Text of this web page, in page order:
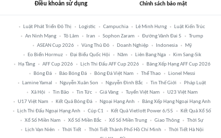
Điều khoản sử dụng Chính sách bảo mật
Luật Phát Triển Đô Thị Logistic Campuchia Lê Minh Hưng
Luật Kiến Trúc
An Ninh Mạng
Tô Lâm Iran Sophon Zaram Đường Vành Đai 5
Trump
ASEAN Cup 2026
Vùng Thủ Đô Doanh Nghiệp Indonesia
Mỹ
Eo Biển Hormuz
Đại Biểu Quốc Hội Năm Liên Bang Nga
Kim Sang-Sik
Hạ Tầng
AFF Cup 2026 Lịch Thi Đấu AFF Cup 2026
Bảng Xếp Hạng AFF Cup 2026
Bóng Đá
Báo Bóng Đá Bóng Đá Việt Nam Thể Thao
Lionel Messi
Lamine Yamal
Nguyễn Xuân Son Nguyễn Đình Bắc Tin Thế Giới
Pháp Luật
Xã Hội
Tin Bão Tin Tức Giá Vàng Tuyển Việt Nam
U23 Việt Nam
U17 Việt Nam
Kết Quả Bóng Đá Ngoại Hạng Anh
Bảng Xếp Hạng Ngoại Hạng Anh
Lịch Thi Đấu Ngoại Hạng Anh
Cúp C1 Kết Quả Vietlott Power 6/55
Kết Quả Xổ Số
Xổ Số Miền Nam
Xổ Số Miền Bắc Xổ Số Miền Trung Giao Thông
Thời Sự
Lịch Vạn Niên
Thời Tiết Thời Tiết Thành Phố Hồ Chí Minh
Thời Tiết Hà Nội